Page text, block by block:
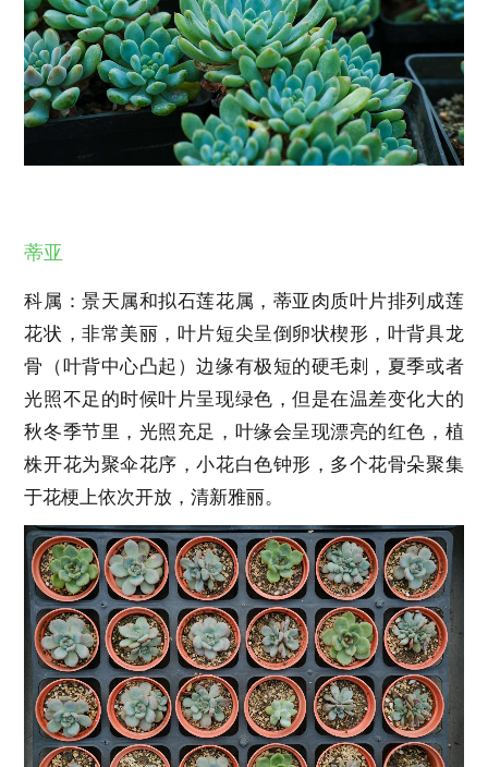
蒂亚
科属：景天属和拟石莲花属，蒂亚肉质叶片排列成莲
花状，非常美丽，叶片短尖呈倒卵状楔形，叶背具龙
骨（叶背中心凸起）边缘有极短的硬毛刺，夏季或者
光照不足的时候叶片呈现绿色，但是在温差变化大的
秋冬季节里，光照充足，叶缘会呈现漂亮的红色，植
株开花为聚伞花序，小花白色钟形，多个花骨朵聚集
于花梗上依次开放，清新雅丽。